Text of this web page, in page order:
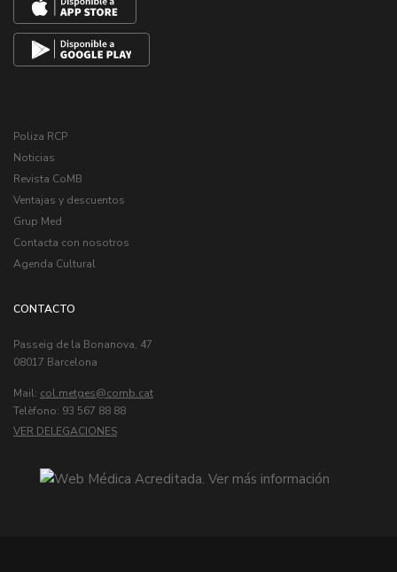
Poliza RCP
Noticias
Revista CoMB
Ventajas y descuentos
Grup Med
Contacta con nosotros
Agenda Cultural
CONTACTO
Passeig de la Bonanova, 47
08017 Barcelona
Mail: col.metges
Telèfono: 93 567 88 88
VER DELEGACIONES